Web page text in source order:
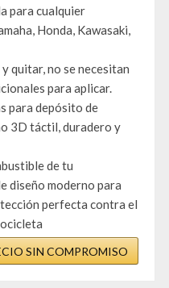
para cualquier
Honda, Kawasaki,
quitar, no se necesitan
para aplicar.
para depósito de
3D táctil, duradero y
de tu
diseño moderno para
perfecta contra el
SIN COMPROMISO